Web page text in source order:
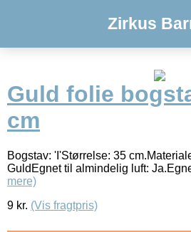
Zirkus
Guld folie
cm
Bogstav: 'I'Størrelse: 35
GuldEgnet til almindelig luft:
mere)
9 kr. (Vis fragtpris)